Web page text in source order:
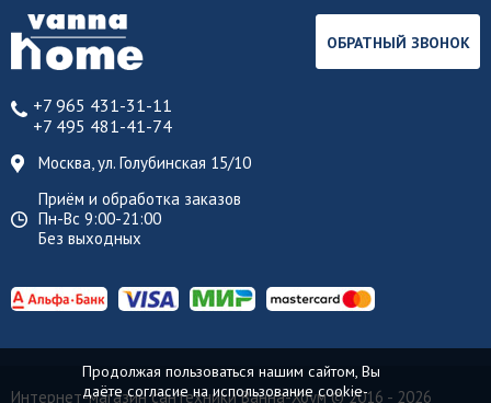
+7 965 431-31-11
+7 495 481-41-74
Москва, ул. Голубинская 15/10
Приём и обработка заказов
Пн-Вс 9:00-21:00
Без выходных
ОБРАТНЫЙ ЗВОНОК
Интернет-магазин сантехники Ванна-Хоум© 2016 - 2026
Продолжая пользоваться нашим сайтом, Вы
даёте согласие на использование cookie-